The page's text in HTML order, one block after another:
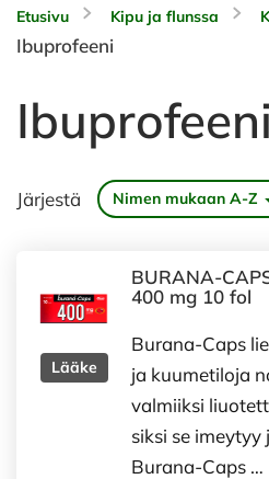
Etusivu Kipu ja flunssa
Ibuprofeeni
Ibuprofeeni
Järjestä Nimen mukaan A-Z
Lääke
BURANA-
400 mg 10 fol
Burana-Caps
ja kuumetiloja
valmiiksi
siksi se
Burana-Caps …